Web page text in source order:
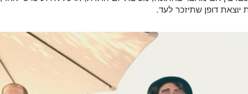
יוצאת דופן שתיזכר לעד.